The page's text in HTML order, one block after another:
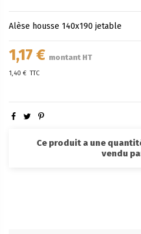
Alèse housse 140x190 jetable
1,17 € montant HT
1,40 € TTC
Ce produit a une
vendu